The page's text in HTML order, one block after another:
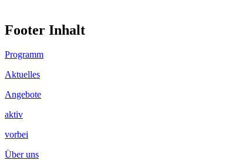
Footer Inhalt
Programm
Aktuelles
Angebote
aktiv
vorbei
Über uns